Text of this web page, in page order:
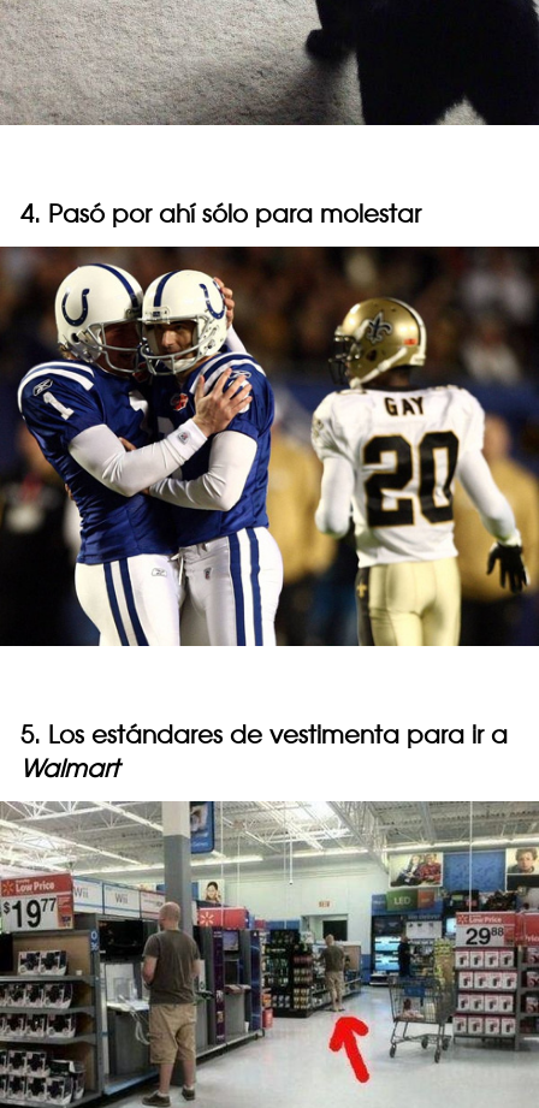
4. Pasó por ahí sólo para molestar
5. Los estándares de vestimenta para ir a
Walmart